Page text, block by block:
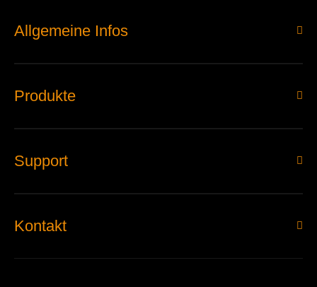
Allgemeine Infos
Produkte
Support
Kontakt